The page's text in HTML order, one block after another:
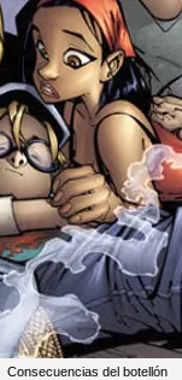
Consecuencias del botellón